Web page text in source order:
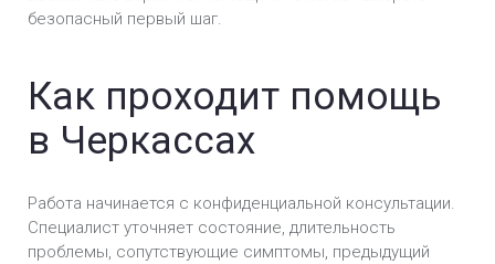
безопасный первый шаг.
Как проходит помощь
в Черкассах
Работа начинается с конфиденциальной консультации.
Специалист уточняет состояние, длительность
проблемы, сопутствующие симптомы, предыдущий